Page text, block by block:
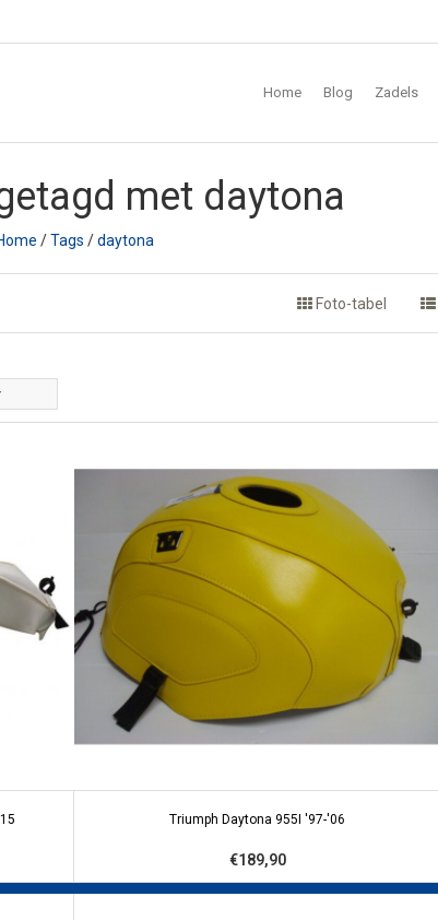
Home Blog Zadels
met daytona
/Tags /daytona
Foto-tabel
Triumph Daytona 955I '97-'06
€189,90